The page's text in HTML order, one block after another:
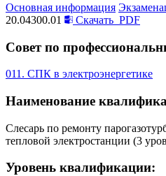
Основная информация
20.04300.01
Скачать PDF
Совет по
011. СПК в электроэнергетике
Наименование
Слесарь по ремонту
тепловой электростанции (3
Уровень квалификации: